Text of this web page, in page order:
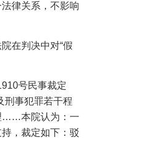
律关系，不影响
在判决中对“假
号民事裁定
刑事犯罪若干程
……本院认为：一
，裁定如下：驳